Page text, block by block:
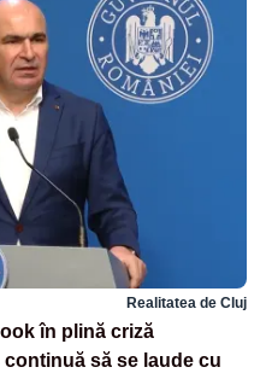
Realitatea de Cluj
în plină criză
să se laude cu